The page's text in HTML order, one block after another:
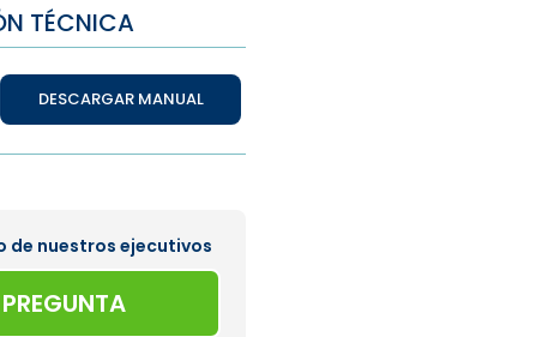
TÉCNICA
DESCARGAR MANUAL
de nuestros ejecutivos